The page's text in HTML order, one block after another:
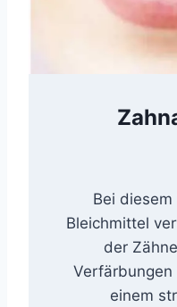
Bei
Bleichmittel
der
einem